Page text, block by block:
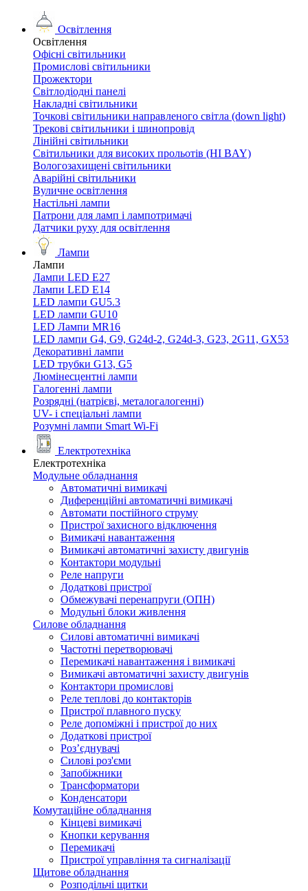
Освітлення
Освітлення
Офісні світильники
Промислові світильники
Прожектори
Світлодіодні панелі
Накладні світильники
Точкові світильники направленого світла (down light)
Трекові світильники і шинопровід
Лінійні світильники
Світильники для високих прольотів (HI BAY)
Вологозахищені світильники
Аварійні світильники
Вуличне освітлення
Настільні лампи
Патрони для ламп і лампотримачі
Датчики руху для освітлення
Лампи
Лампи
Лампи LED E27
Лампи LED Е14
LED лампи GU5.3
LED лампи GU10
LED Лампи MR16
LED лампи G4, G9, G24d-2, G24d-3, G23, 2G11, GX53
Декоративні лампи
LED трубки G13, G5
Люмінесцентні лампи
Галогенні лампи
Розрядні (натрієві, металогалогенні)
UV- і спеціальні лампи
Розумні лампи Smart Wi-Fi
Електротехніка
Електротехніка
Модульне обладнання
Автоматичні вимикачі
Диференційні автоматичні вимикачі
Автомати постійного струму
Пристрої захисного відключення
Вимикачі навантаження
Вимикачі автоматичні захисту двигунів
Контактори модульні
Реле напруги
Додаткові пристрої
Обмежувачі перенапруги (ОПН)
Модульні блоки живлення
Силове обладнання
Силові автоматичні вимикачі
Частотні перетворювачі
Перемикачі навантаження і вимикачі
Вимикачі автоматичні захисту двигунів
Контактори промислові
Реле теплові до контакторів
Пристрої плавного пуску
Реле допоміжні і пристрої до них
Додаткові пристрої
Роз’єднувачі
Силові роз'єми
Запобіжники
Трансформатори
Конденсатори
Комутаційне обладнання
Кінцеві вимикачі
Кнопки керування
Перемикачі
Пристрої управління та сигналізації
Щитове обладнання
Розподільчі щитки